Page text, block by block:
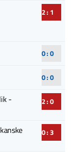
2 : 1
0 : 0
0 : 0
-
2 : 0
0 : 3